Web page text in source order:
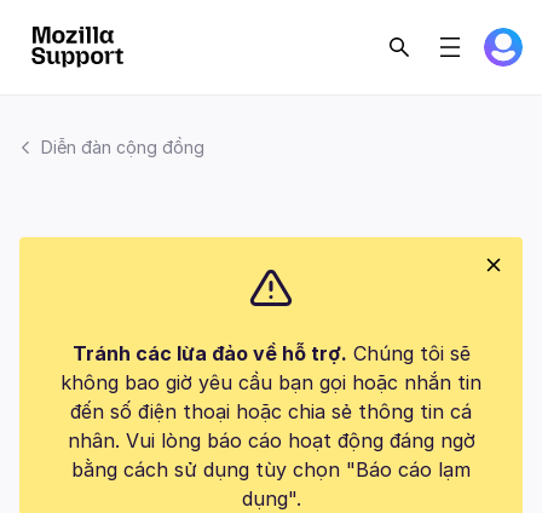
Diễn đàn cộng đồng
Tránh các lừa đảo về hỗ trợ. Chúng tôi sẽ
không bao giờ yêu cầu bạn gọi hoặc nhắn tin
đến số điện thoại hoặc chia sẻ thông tin cá
nhân. Vui lòng báo cáo hoạt động đáng ngờ
bằng cách sử dụng tùy chọn "Báo cáo lạm
dụng".